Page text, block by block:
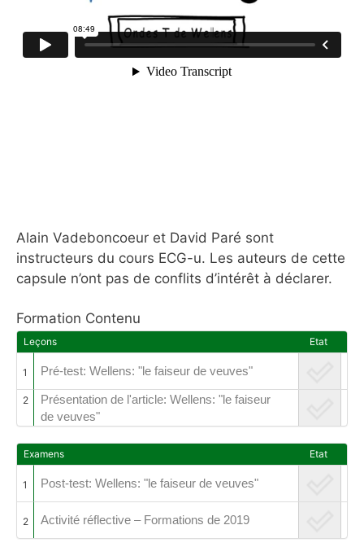
Alain Vadeboncoeur et David Paré sont
instructeurs du cours ECG-u. Les auteurs de cette
capsule n’ont pas de conflits d’intérêt à déclarer.
Formation Contenu
Leçons Etat
1 Pré-test: Wellens: "le faiseur de veuves"
2
Présentation de l'article: Wellens: "le faiseur
de veuves"
Examens Etat
1 Post-test: Wellens: "le faiseur de veuves"
2 Activité réflective – Formations de 2019